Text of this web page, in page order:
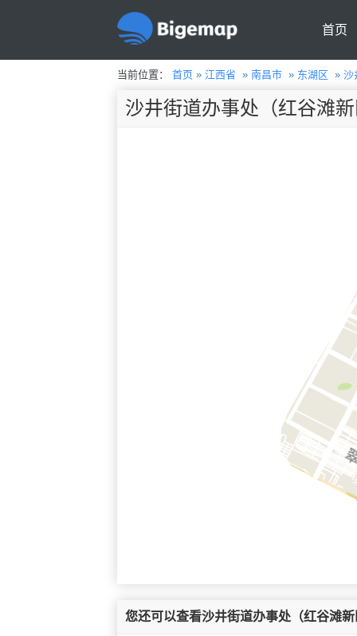
首页
当前位置： 首页» 江西省 » 南昌市» 东湖区 » 沙
沙井街道办事处（红谷滩
您还可以查看沙井街道办事处（红谷滩